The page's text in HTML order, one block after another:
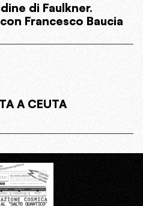
di Faulkner.
Francesco Baucia
A CEUTA